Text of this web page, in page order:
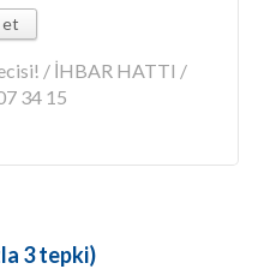
et
/ İHBAR HATTI /
34 15
3 tepki)